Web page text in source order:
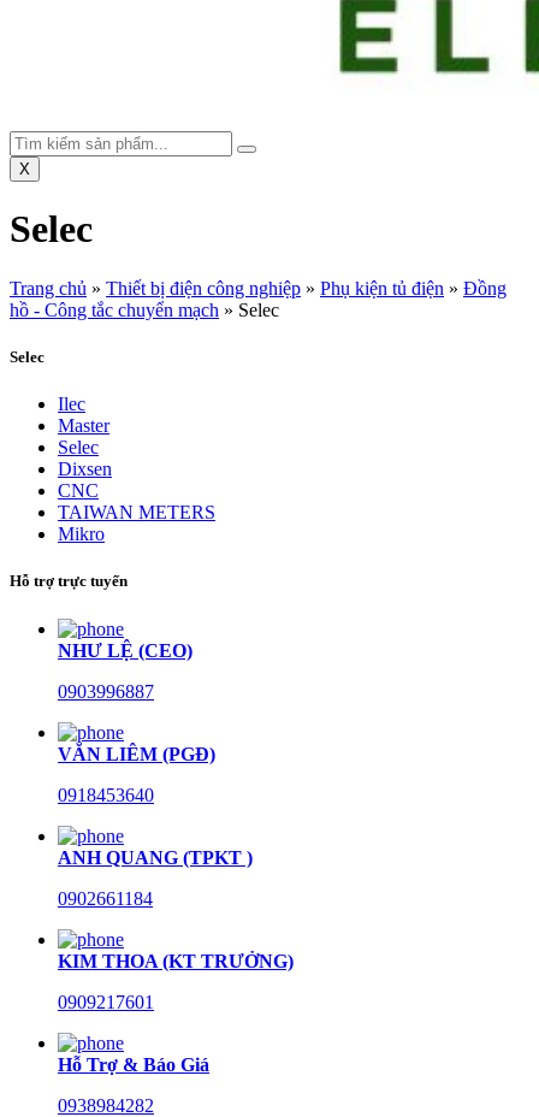
X
Selec
Trang chủ » Thiết bị điện công nghiệp » Phụ kiện tủ điện » Đồng
hồ - Công tắc chuyển mạch » Selec
Selec
Ilec
Master
Selec
Dixsen
CNC
TAIWAN METERS
Mikro
Hỗ trợ trực tuyến
NHƯ LỆ (CEO)
0903996887
VĂN LIÊM (PGĐ)
0918453640
ANH QUANG (TPKT )
0902661184
KIM THOA (KT TRƯỞNG)
0909217601
Hỗ Trợ & Báo Giá
0938984282